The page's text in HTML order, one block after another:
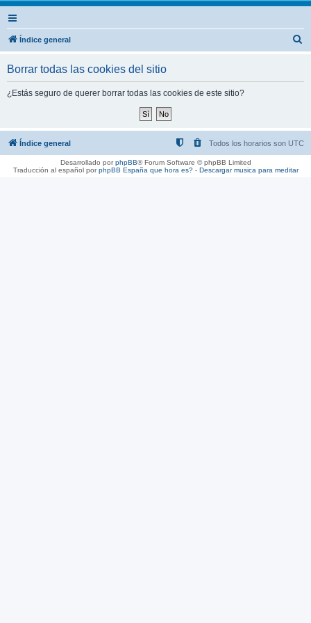
Índice general
Borrar todas las cookies del sitio
¿Estás seguro de querer borrar todas las cookies de este sitio?
Índice general Todos los horarios son UTC
Desarrollado porphpBB® Forum Software © phpBB Limited
Traducción al español porphpBB España que hora es?- Descargar musica para meditar